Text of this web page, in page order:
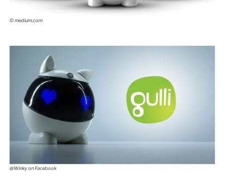
© medium.com
@Winky on Facebook